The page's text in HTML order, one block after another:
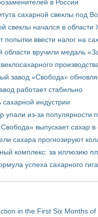
в России
сахарной свеклы под
свеклы начался в области
попытки ввести налог на
области вручили медаль
завод «Свобода»
работает стабильно
индустрии
из-за популярности
выпускает сахар в
сахара прогнозируют
комплекс: за иллюзию
успеха сахарного
in the First Six Months of